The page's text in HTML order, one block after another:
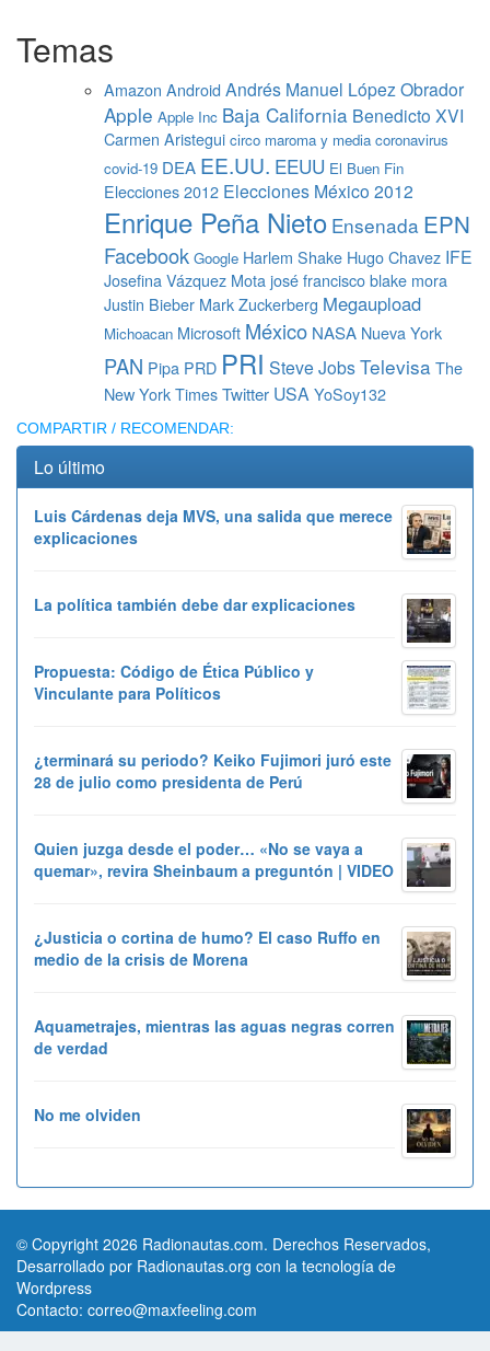
Temas
Amazon Android Andrés Manuel López Obrador
Apple Apple Inc Baja California Benedicto XVI
Carmen Aristegui circo maroma y media coronavirus
covid-19 DEA EE.UU. EEUU El Buen Fin
Elecciones 2012 Elecciones México 2012
Enrique Peña Nieto Ensenada EPN
Facebook Google Harlem Shake Hugo Chavez IFE
Josefina Vázquez Motajosé francisco blake mora
Justin Bieber Mark Zuckerberg Megaupload
Michoacan Microsoft México NASA Nueva York
PAN Pipa PRD PRI Steve JobsTelevisaThe
New York TimesTwitter USAYoSoy132
COMPARTIR / RECOMENDAR:
Lo último
Luis Cárdenas deja MVS, una salida que merece
explicaciones
La política también debe dar explicaciones
Propuesta: Código de Ética Público y
Vinculante para Políticos
¿terminará su periodo? Keiko Fujimori juró este
28 de julio como presidenta de Perú
Quien juzga desde el poder… «No se vaya a
quemar», revira Sheinbaum a preguntón | VIDEO
¿Justicia o cortina de humo? El caso Ruffo en
medio de la crisis de Morena
Aquametrajes, mientras las aguas negras corren
de verdad
No me olviden
© Copyright 2026 Radionautas.com. Derechos Reservados,
Desarrollado por Radionautas.org con la tecnología de
Wordpress
Contacto: correo@maxfeeling.com